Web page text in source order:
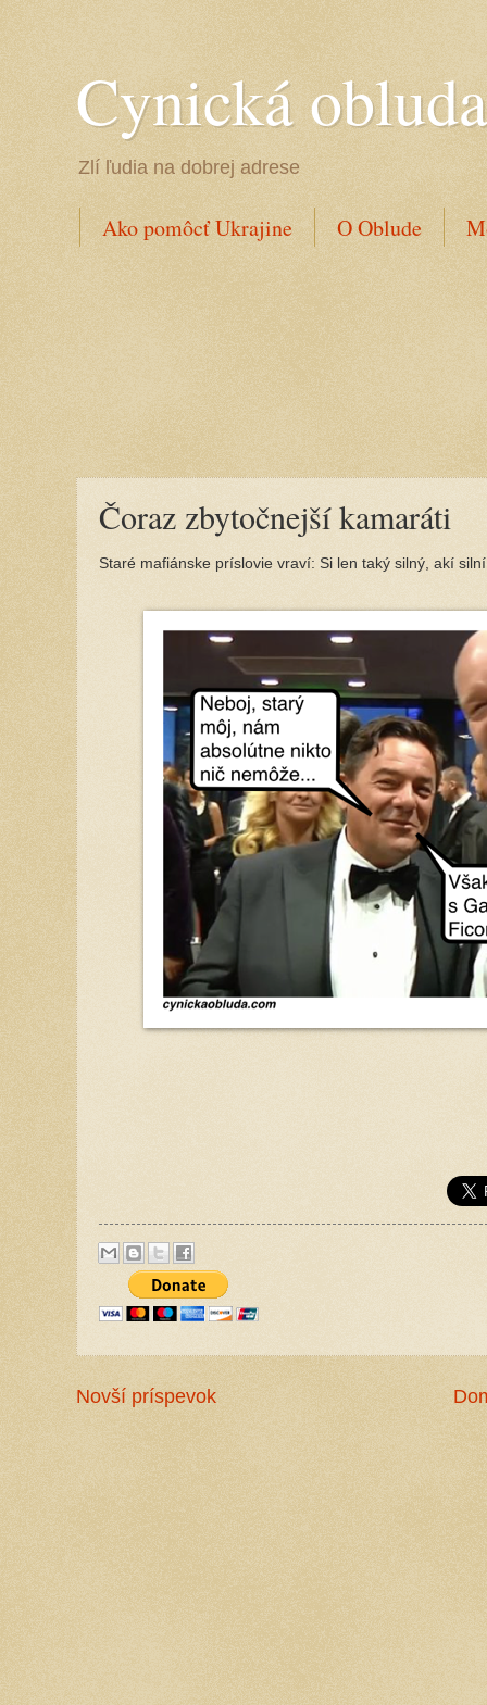
Cynická obluda
Zlí ľudia na dobrej adrese
Ako pomôcť Ukrajine O Oblude
Čoraz zbytočnejší kamaráti
Staré mafiánske príslovie vraví: Si len taký silný, akí
Novší príspevok